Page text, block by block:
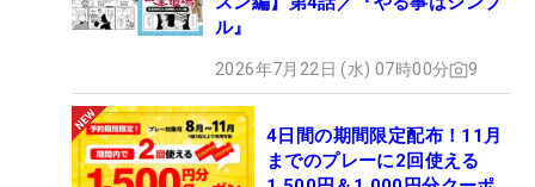
ル』
2026年7月22日 (水) 07時00分 9
4日間の期間限定配布！11月
までのプレーに2回使える